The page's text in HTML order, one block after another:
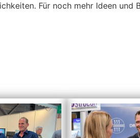
Für noch mehr Ideen und